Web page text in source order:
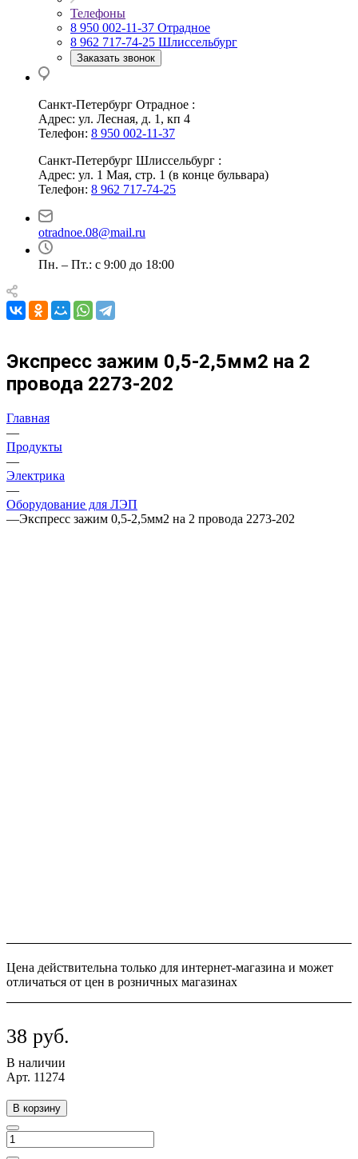
Телефоны
8 950 002-11-37 Отрадное
8 962 717-74-25 Шлиссельбург
Заказать звонок
Санкт-Петербург Отрадное :
Адрес: ул. Лесная, д. 1, кп 4
Телефон: 8 950 002-11-37
Санкт-Петербург Шлиссельбург :
Адрес: ул. 1 Мая, стр. 1 (в конце бульвара)
Телефон: 8 962 717-74-25
otradnoe.08@mail.ru
Пн. – Пт.: с 9:00 до 18:00
Экспресс зажим 0,5-2,5мм2 на 2
провода 2273-202
Главная
—
Продукты
—
Электрика
—
Оборудование для ЛЭП
—Экспресс зажим 0,5-2,5мм2 на 2 провода 2273-202
Цена действительна только для интернет-магазина и может
отличаться от цен в розничных магазинах
38 руб.
В наличии
Арт. 11274
В корзину